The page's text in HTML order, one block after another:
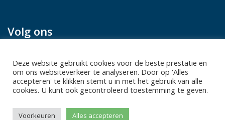
Volg ons
Privacy statement|Sitemap|Disclaimer
Deze website gebruikt cookies voor de beste prestatie en
om ons websiteverkeer te analyseren. Door op 'Alles
accepteren' te klikken stemt u in met het gebruik van alle
cookies. U kunt ook gecontroleerd toestemming te geven.
Voorkeuren Alles accepteren